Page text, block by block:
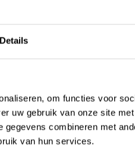
Details
om functies voor
uw gebruik van onze site
combineren met
van hun services.